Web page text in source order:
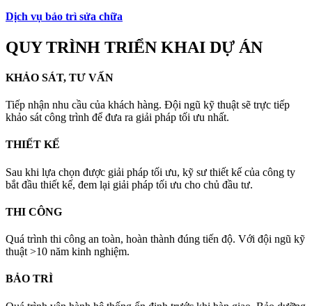
Dịch vụ bảo trì sửa chữa
QUY TRÌNH TRIỂN KHAI DỰ ÁN
KHẢO SÁT, TƯ VẤN
Tiếp nhận nhu cầu của khách hàng. Đội ngũ kỹ thuật sẽ trực tiếp
khảo sát công trình để đưa ra giải pháp tối ưu nhất.
THIẾT KẾ
Sau khi lựa chọn được giải pháp tối ưu, kỹ sư thiết kế của công ty
bắt đầu thiết kế, đem lại giải pháp tối ưu cho chủ đầu tư.
THI CÔNG
Quá trình thi công an toàn, hoàn thành đúng tiến độ. Với đội ngũ kỹ
thuật >10 năm kinh nghiệm.
BẢO TRÌ